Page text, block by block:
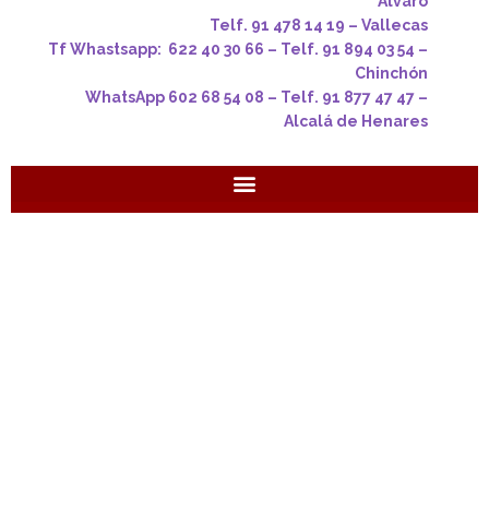
Telf. 91 478 14 19 – Vallecas
Tf Whastsapp: 622 40 30 66 – Telf. 91 894 03 54 –
Chinchón
WhatsApp 602 68 54 08 – Telf. 91 877 47 47 –
Alcalá de Henares